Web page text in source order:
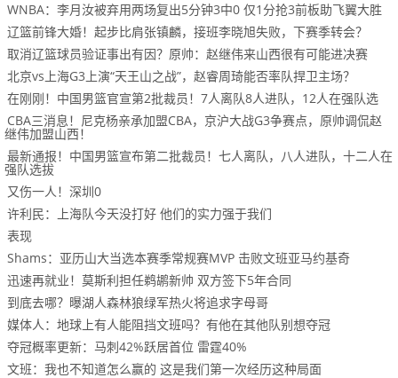
WNBA：李月汝被弃用两场复出5分钟3中0 仅1分抢3前板助飞翼大胜
辽篮前锋大婚！起步比肩张镇麟，接班李晓旭失败，下赛季转会？
取消辽篮球员验证事出有因？原帅：赵继伟来山西很有可能进决赛
北京vs上海G3上演“天王山之战”，赵睿周琦能否率队捍卫主场？
在刚刚！中国男篮官宣第2批裁员！7人离队8人进队，12人在强队选
CBA三消息！尼克杨亲承加盟CBA，京沪大战G3争赛点，原帅调侃赵
继伟加盟山西！
最新通报！中国男篮宣布第二批裁员！七人离队，八人进队，十二人在
强队选拔
又伤一人！深圳0
许利民：上海队今天没打好 他们的实力强于我们
表现
Shams：亚历山大当选本赛季常规赛MVP 击败文班亚马约基奇
迅速再就业！莫斯利担任鹈鹕新帅 双方签下5年合同
到底去哪？曝湖人森林狼绿军热火将追求字母哥
媒体人：地球上有人能阻挡文班吗？有他在其他队别想夺冠
夺冠概率更新：马刺42%跃居首位 雷霆40%
文班：我也不知道怎么赢的 这是我们第一次经历这种局面